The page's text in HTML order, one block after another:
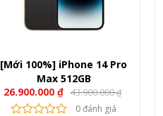
[Mới 100%] iPhone 14 Pro
Max 512GB
26.900.000 ₫ 43.900.000₫
0 đánh giá